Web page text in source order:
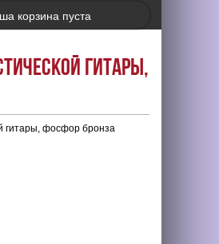
корзина пуста
гитары,
гитары, фосфор бронза